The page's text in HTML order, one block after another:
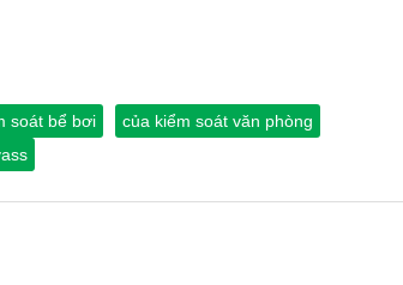
soát bể bơi
của kiểm soát văn phòng